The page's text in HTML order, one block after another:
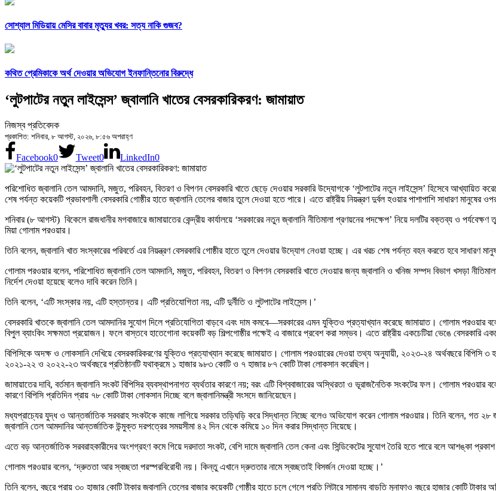
সোশ্যাল মিডিয়ায় মেসির বাবার মৃত্যুর খবর: সত্য নাকি গুজব?
কথিত প্রেমিকাকে অর্থ দেওয়ার অভিযোগ ইনফান্তিনোর বিরুদ্ধে
‘লুটপাটের নতুন লাইসেন্স’ জ্বালানি খাতের বেসরকারিকরণ: জামায়াত
নিজস্ব প্রতিবেদক
প্রকাশিত: শনিবার, ৮ আগস্ট, ২০২৬, ৮:৫৬ অপরাহ্ণ
Facebook0 Tweet0 LinkedIn0
পরিশোধিত জ্বালানি তেল আমদানি, মজুত, পরিবহন, বিতরণ ও বিপণন বেসরকারি খাতে ছেড়ে দেওয়ার সরকারি উদ্যোগকে ‘লুটপাটের নতুন লাইসেন্স’ হিসেবে আখ্যায়িত
শেষ পর্যন্ত কয়েকটি প্রভাবশালী বেসরকারি গোষ্ঠীর হাতে জ্বালানি তেলের বাজার তুলে দেওয়া হতে পারে। এতে রাষ্ট্রীয় নিয়ন্ত্রণ দুর্বল হওয়ার পাশাপাশি সাধারণ
শনিবার (৮ আগস্ট) বিকেলে রাজধানীর মগবাজারে জামায়াতের কেন্দ্রীয় কার্যালয়ে ‘সরকারের নতুন জ্বালানি নীতিমালা প্রণয়নের পদক্ষেপ’ নিয়ে দলটির বক্তব্য ও
মিয়া গোলাম পরওয়ার।
তিনি বলেন, জ্বালানি খাত সংস্কারের পরিবর্তে এর নিয়ন্ত্রণ বেসরকারি গোষ্ঠীর হাতে তুলে দেওয়ার উদ্যোগ নেওয়া হচ্ছে। এর খরচ শেষ পর্যন্ত বহন করতে হবে সাধারণ
গোলাম পরওয়ার বলেন, পরিশোধিত জ্বালানি তেল আমদানি, মজুত, পরিবহন, বিতরণ ও বিপণন বেসরকারি খাতে দেওয়ার জন্য জ্বালানি ও খনিজ সম্পদ বিভাগ খসড়া
নির্দেশ দেওয়া হয়েছে বলেও দাবি করেন তিনি।
তিনি বলেন, ‘এটি সংস্কার নয়, এটি হস্তান্তর। এটি প্রতিযোগিতা নয়, এটি দুর্নীতি ও লুটপাটের লাইসেন্স।’
বেসরকারি খাতকে জ্বালানি তেল আমদানির সুযোগ দিলে প্রতিযোগিতা বাড়বে এবং দাম কমবে—সরকারের এমন যুক্তিও প্রত্যাখ্যান করেছে জামায়াত। গোলাম পরওয়ার
বিপুল ব্যাংকিং সক্ষমতা প্রয়োজন। ফলে বাস্তবে হাতেগোনা কয়েকটি বড় শিল্পগোষ্ঠীর পক্ষেই এ বাজারে প্রবেশ করা সম্ভব। এতে রাষ্ট্রীয় একচেটিয়া ভেঙে বেসরকারি
বিপিসিকে অদক্ষ ও লোকসানি দেখিয়ে বেসরকারিকরণের যুক্তিও প্রত্যাখ্যান করেছে জামায়াত। গোলাম পরওয়ারের দেওয়া তথ্য অনুযায়ী, ২০২৩-২৪ অর্থবছরে
২০২১-২২ ও ২০২২-২৩ অর্থবছরে প্রতিষ্ঠানটি যথাক্রমে ১ হাজার ৯৮৩ কোটি ও ৭ হাজার ৮৭ কোটি টাকা লোকসান করেছিল।
জামায়াতের দাবি, বর্তমান জ্বালানি সংকট বিপিসির ব্যবস্থাপনাগত ব্যর্থতার কারণে নয়; বরং এটি বিশ্ববাজারের অস্থিরতা ও ভূরাজনৈতিক সংকটের ফল। গোলাম পরওয়ার
কারণে বিপিসি প্রতিদিন প্রায় ৭৮ কোটি টাকা লোকসান দিচ্ছে বলে জ্বালানিমন্ত্রী সংসদে জানিয়েছেন।
মধ্যপ্রাচ্যের যুদ্ধ ও আন্তর্জাতিক সরবরাহ সংকটকে কাজে লাগিয়ে সরকার তড়িঘড়ি করে সিদ্ধান্ত নিচ্ছে বলেও অভিযোগ করেন গোলাম পরওয়ার। তিনি বলেন, গত ২৮
জ্বালানি তেল আমদানির আন্তর্জাতিক উন্মুক্ত দরপত্রের সময়সীমা ৪২ দিন থেকে কমিয়ে ১০ দিন করার সিদ্ধান্ত নিয়েছে।
এতে বড় আন্তর্জাতিক সরবরাহকারীদের অংশগ্রহণ কমে গিয়ে দরদাতা সংকট, বেশি দামে জ্বালানি তেল কেনা এবং সিন্ডিকেটের সুযোগ তৈরি হতে পারে বলে আশঙ্কা
গোলাম পরওয়ার বলেন, ‘দ্রুততা আর স্বচ্ছতা পরস্পরবিরোধী নয়। কিন্তু এখানে দ্রুততার নামে স্বচ্ছতাই বিসর্জন দেওয়া হচ্ছে।’
তিনি বলেন, বছরে প্রায় ৩০ হাজার কোটি টাকার জ্বালানি তেলের বাজার কয়েকটি গোষ্ঠীর হাতে চলে গেলে প্রতি লিটারে সামান্য বাড়তি মুনাফাও বছরে হাজার কোটি